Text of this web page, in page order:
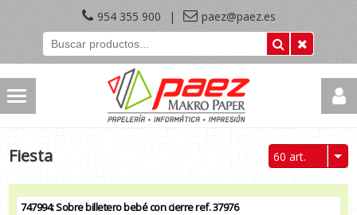
954 355 900 | paez@paez.es
Fiesta 60 art.
747994: Sobre billetero bebé con cierre ref. 37976